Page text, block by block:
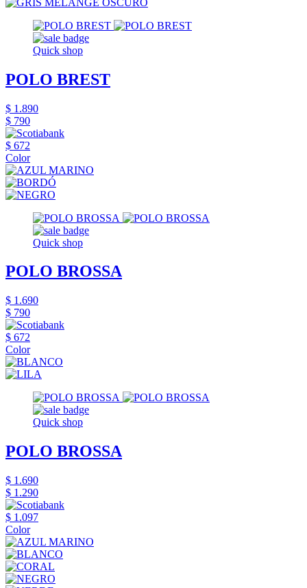
Quick shop
POLO BREST
$ 1.890
$ 790
$ 672
Color
Quick shop
POLO BROSSA
$ 1.690
$ 790
$ 672
Color
Quick shop
POLO BROSSA
$ 1.690
$ 1.290
$ 1.097
Color